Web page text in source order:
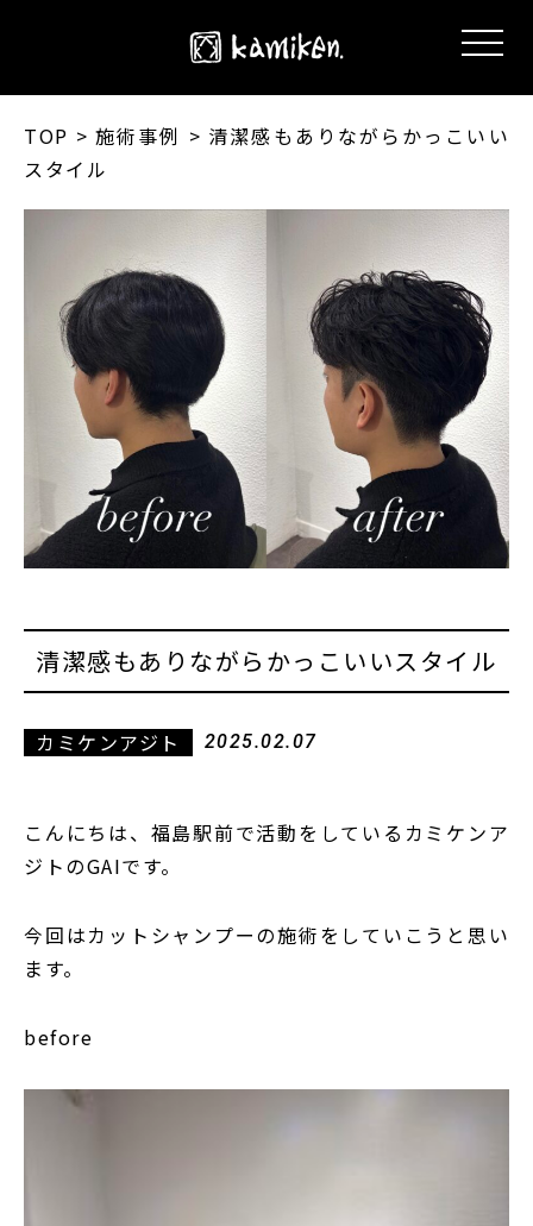
TOP > 施術事例 > 清潔感もありながらかっこいい
スタイル
清潔感もありながらかっこいいスタイル
カミケンアジト 2025.02.07
こんにちは、福島駅前で活動をしているカミケンア
ジトのGAIです。
今回はカットシャンプーの施術をしていこうと思い
ます。
before